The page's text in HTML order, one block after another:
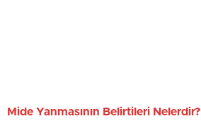
Mide Yanmasının Belirtileri Nelerdir?